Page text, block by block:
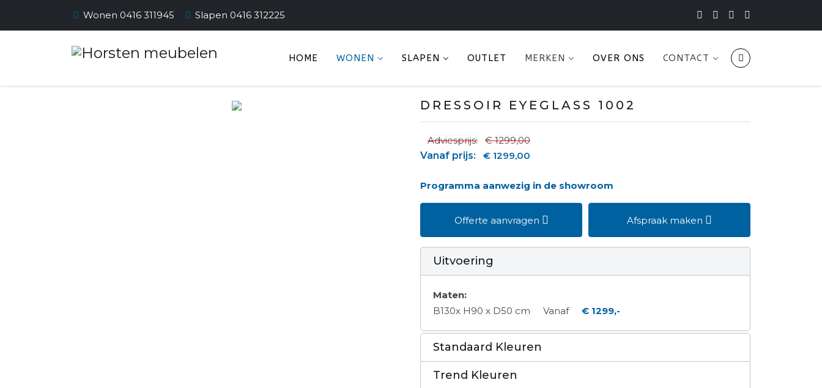
Wonen 0416 311945 Slapen 0416 312225
HOME WONEN SLAPEN OUTLET MERKEN OVER ONS CONTACT
DRESSOIR EYEGLASS 1002
Adviesprijs:
€ 1299,00
Vanaf prijs:
€ 1299,00
Programma aanwezig in de showroom
Offerte aanvragen Afspraak maken
Uitvoering
Maten:
B130x H90 x D50 cm
Vanaf € 1299,-
Standaard Kleuren
Trend Kleuren